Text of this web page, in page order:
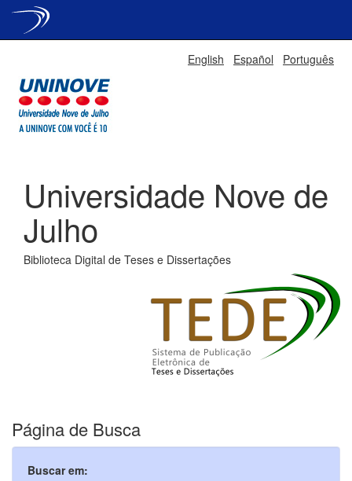
English Español Português
Universidade Nove de
Julho
Biblioteca Digital de Teses e Dissertações
Página de Busca
Buscar em: